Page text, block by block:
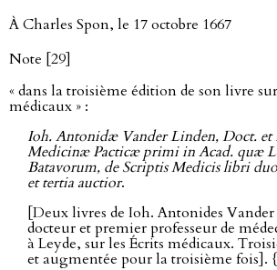
À Charles Spon, le 17 octobre 1667
Note [29]
« dans la troisième édition de son livre
médicaux » :
Ioh. Antonidæ Vander Linden, Doct. et
Medicinæ Pacticæ primi in Acad. quæ
Batavorum, de Scriptis Medicis libri
et tertia auctior.
[Deux livres de Ioh. Antonides
docteur et premier professeur de
à Leyde, sur les Écrits médicaux.
et augmentée pour la troisième fois].